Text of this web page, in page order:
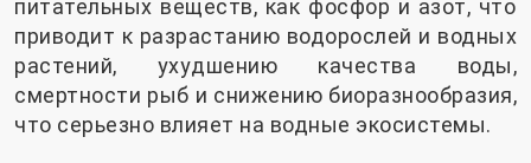
питательных веществ, как фосфор и азот, что
приводит к разрастанию водорослей и водных
растений, ухудшению качества воды,
смертности рыб и снижению биоразнообразия,
что серьезно влияет на водные экосистемы.